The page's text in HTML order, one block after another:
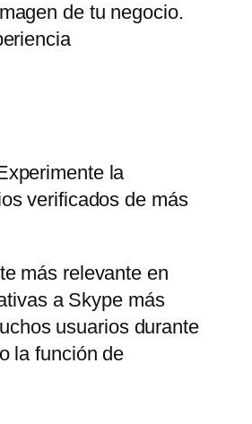
de tu negocio.
la
verificados de más
más relevante en
a Skype más
usuarios durante
la función de